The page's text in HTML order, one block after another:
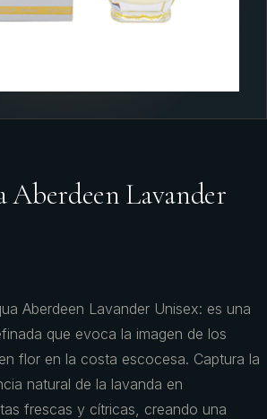
Aberdeen Lavander
Aberdeen Lavander Unisex: es una
que evoca la imagen de los
flor en la costa escocesa. Captura la
natural de la lavanda en
frescas y cítricas, creando una